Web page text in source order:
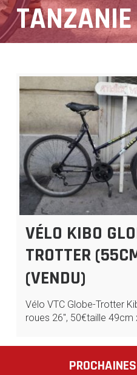
TANZANIE
VÉLO KIBO
TROTTER
(VENDU)
Vélo VTC Globe-Trotter
roues 26″, 50€taille 49cm